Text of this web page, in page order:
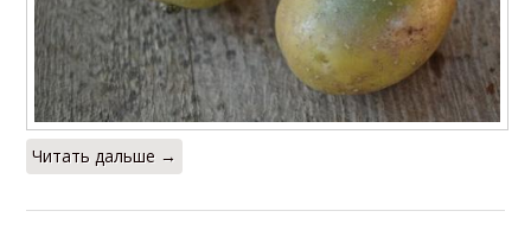
Читать дальше →